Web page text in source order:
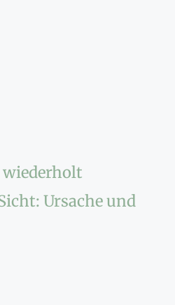
wiederholt​
Ursache und